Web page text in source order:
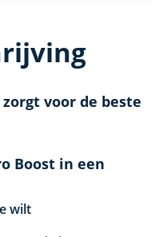
voor de beste
Boost in een
wilt